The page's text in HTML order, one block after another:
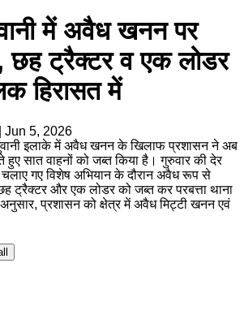
में अवैध खनन पर
छह ट्रैक्टर व एक लोडर
हिरासत में
Jun 5, 2026
इलाके में अवैध खनन के खिलाफ प्रशासन ने अब
हुए सात वाहनों को जब्त किया है। गुरुवार की देर
गए विशेष अभियान के दौरान अवैध रूप से
ट्रैक्टर और एक लोडर को जब्त कर परबत्ता थाना
प्रशासन को क्षेत्र में अवैध मिट्टी खनन एवं